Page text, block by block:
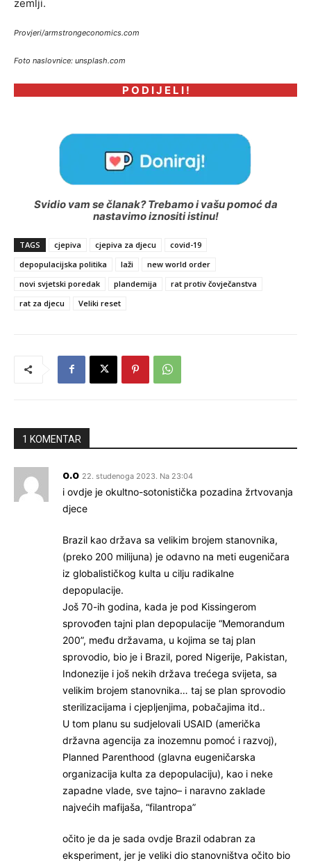
zemlji.
Provjeri/armstrongeconomics.com
Foto naslovnice: unsplash.com
P O D I J E L I !
Svidio vam se članak? Trebamo i vašu pomoć da
nastavimo iznositi istinu!
TAGS cjepiva cjepiva za djecu
covid-19
depopulacijska politika
laži
new world order
novi svjetski poredak
plandemija
rat protiv čovječanstva
rat za djecu
Veliki reset
1 KOMENTAR
o.o 22. studenoga 2023. Na 23:04
i ovdje je okultno-sotonistička pozadina žrtvovanja
djece
Brazil kao država sa velikim brojem stanovnika,
(preko 200 milijuna) je odavno na meti eugeničara
iz globalističkog kulta u cilju radikalne
depopulacije.
Još 70-ih godina, kada je pod Kissingerom
sprovođen tajni plan depopulacije “Memorandum
200”, među državama, u kojima se taj plan
sprovodio, bio je i Brazil, pored Nigerije, Pakistan,
Indonezije i još nekih država trećega svijeta, sa
velikim brojem stanovnika… taj se plan sprovodio
sterilizacijama i cjepljenjima, pobačajima itd..
U tom planu su sudjelovali USAID (američka
državna agencija za inozemnu pomoć i razvoj),
Planned Parenthood (glavna eugeničarska
organizacija kulta za depopulaciju), kao i neke
zapadne vlade, sve tajno– i naravno zaklade
najvećih mafijaša, “filantropa”
očito je da je sada ovdje Brazil odabran za
eksperiment, jer je veliki dio stanovništva očito bio